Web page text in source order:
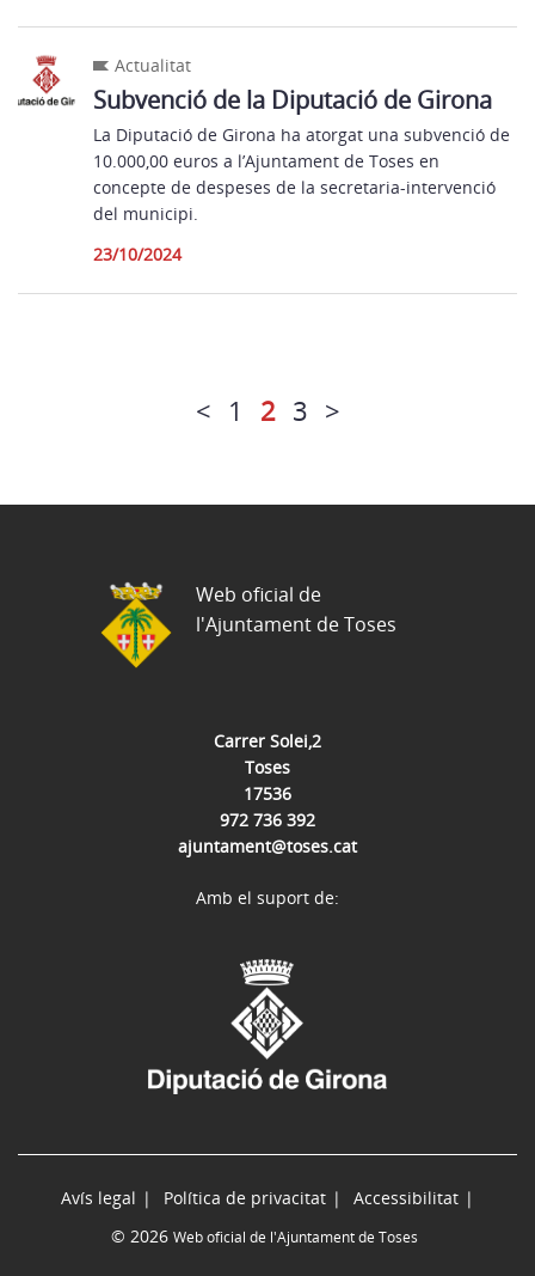
Actualitat
Subvenció de la Diputació de Girona
La Diputació de Girona ha atorgat una subvenció de
10.000,00 euros a l’Ajuntament de Toses en
concepte de despeses de la secretaria-intervenció
del municipi.
23/10/2024
< 1 2 3 >
Carrer Solei,2
Toses
17536
972 736 392
ajuntament@toses.cat
Web oficial de
l'Ajuntament de Toses
Avís legal Política de privacitat
Accessibilitat
© 2026 Web oficial de l'Ajuntament de Toses
Amb el suport de: